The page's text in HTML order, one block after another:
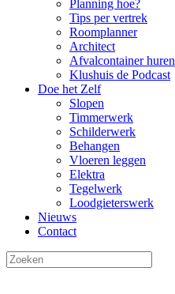
Planning hoe?
Tips per vertrek
Roomplanner
Architect
Afvalcontainer huren
Klushuis de Podcast
Doe het Zelf
Slopen
Timmerwerk
Schilderwerk
Behangen
Vloeren leggen
Elektra
Tegelwerk
Loodgieterswerk
Nieuws
Contact